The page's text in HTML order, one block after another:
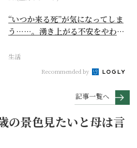
“いつか来る死”が気になってしま
う……。湧き上がる不安をやわら
生活
Recommended by
記事一覧へ
の景色見たいと母は言